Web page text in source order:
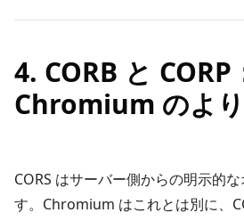
4. CORB と CORP
Chromium のよ
CORS はサーバー側からの明示的
す。Chromium はこれとは別に、